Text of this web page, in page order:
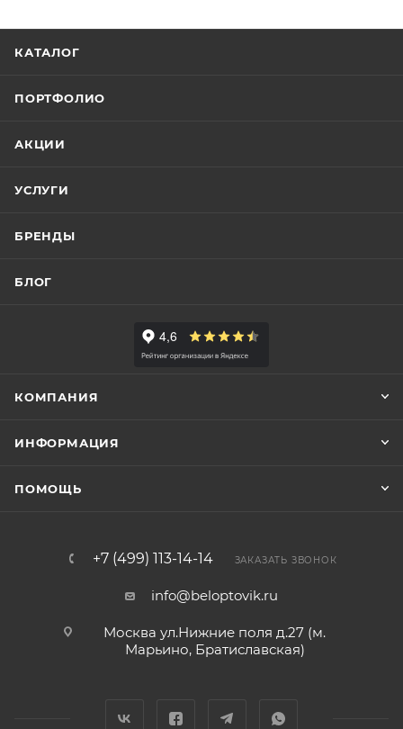
КАТАЛОГ
ПОРТФОЛИО
АКЦИИ
УСЛУГИ
БРЕНДЫ
БЛОГ
КОМПАНИЯ
ИНФОРМАЦИЯ
ПОМОЩЬ
+7 (499) 113-14-14 ЗАКАЗАТЬ ЗВОНОК
info@beloptovik.ru
Москва ул.Нижние поля д.27 (м.
Марьино, Братиславская)